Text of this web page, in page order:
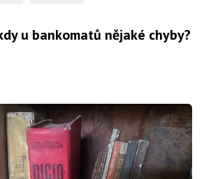
u bankomatů nějaké chyby?